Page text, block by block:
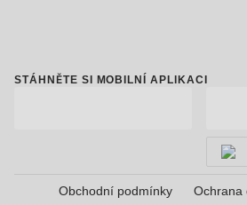
STÁHNĚTE SI MOBILNÍ APLIKACI
Obchodní podmínky Ochrana